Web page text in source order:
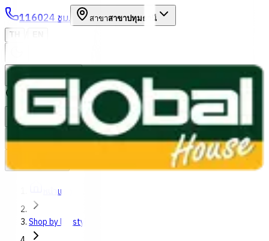
116024 ชม. สาขาสาขาปทุมธานี
TH
หมวดหมู่สินค้า
ค้นหา
บัญชีของฉัน ตะกร้าสินค้า
Previous slide
หน้าแรก
Shop by lifestyles